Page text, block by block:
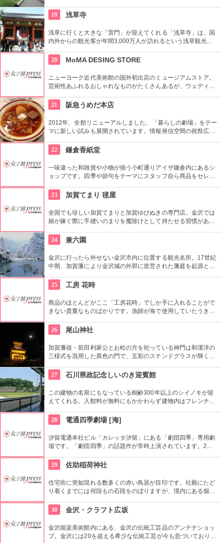
す。オリジナルグッズを販売するミュージアムショップや食事
もできるカフェなども併設されています。
19 浅草寺
浅草に行くと大きな「雷門」が迎えてくれる「浅草寺」は、国
内外からの観光客が年間3,000万人が訪れるという浅草観光一
都内最古の名刹です。
20 MoMA DESING STORE
ニューヨーク近代美術館の国外初出店のミュージアムストア。
芸術性あふれるおしゃれなものがたくさんあるが、ウェディン
21
阪急うめだ本店
2012年、全館リニューアルしました。「暮らしの劇場」をテー
マに新しい試みも展開されています。情報発信空間の祝祭広場
した「うめだスーク」、20店以上が出店するレストラン街、シ
ョーケースがズラリと並ぶスイーツブティックストリートなど
魅力満載です。
22 鎌倉香紙堂
一味違った和雑貨や小物が揃う小町通りアイザ鎌倉内にあるシ
ョップです。四季や節句をテーマにスタッフ自ら商品をセレク
や手ぬぐいは、見ているだけで心がわくわくします！
23 加賀てまり 毬屋
全国でも珍しい加賀てまりと加賀ゆびぬきの専門店。金沢では
娘が嫁ぐ際に手縫いのまりを魔除けとして持たせる習慣があ
していて、自分でてまりやゆびぬきを作ることもできる。
24 兼六園
金沢に行ったら外せない金沢市内に位置する観光名所。17世紀
中期、加賀藩により金沢城の外郭に造営された藩庭を起源とす
市の偕楽園と並んで、日本三名園の一つ。1922年に国の名勝、
1985年には国の特別名勝に指定。
25 工房 花時
商品のほとんどがここ「工房花時」でしか手に入れることがで
きない貴重なものばかりです。漁師が海で使用していたうき球
作品には星砂がはいったもの、サンゴが入ったもの、色とりど
りのカラーの商品などのストラップやピアスなど繊細な一点も
のの商品を貴方だけのものに♪
26 尾山神社
加賀藩祖・前田利家公とお松の方を祀っている神門は和漢洋の
三様式を混用した異色の門で、五彩のステンドグラスが輝く。
したのは、金沢でここが初めて。
27 石川県政記念しいのき迎賓館
この建物の名前にもなっている樹齢300年以上のシイノキが迎
えてくれる。入館料が無料にもかかわらず建物内はフレンチの
コンテンツがならぶ。月によってさまざまイベントを開催して
いて飽きない。
28 電通四季劇場 [海]
汐留電通本社ビル「カレッタ汐留」にある「劇団四季」専用劇
場です。「劇団四季」の話題作が常時上演されています。2階
ことができる。
29 佐助稲荷神社
住宅街に突如現れる数多くの赤い鳥居が目印です。社殿にたど
り着くまでには何段もの石段をのぼりますが、境内にある個性
30
金沢・クラフト広坂
金沢能楽美術館内にある、金沢の伝統工芸品のアンテナショッ
プ。金沢には20を超える希少な伝統工芸が今も息づいており、